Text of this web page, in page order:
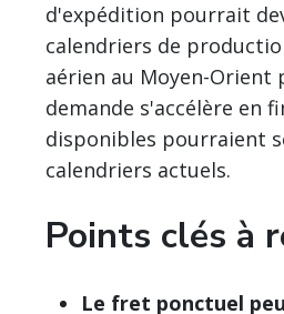
d'expédition pourrait
calendriers de
aérien au Moyen-
demande s'accélère en
disponibles pourraient
calendriers actuels.
Points clés à
Le fret ponctuel